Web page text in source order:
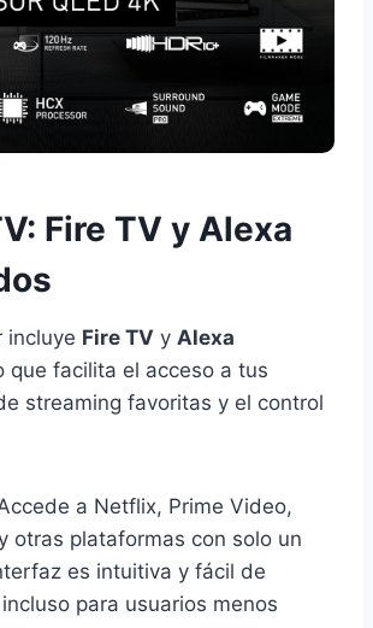
Fire TV y Alexa
incluye Fire TV y Alexa
que facilita el acceso a tus
streaming favoritas y el control
a Netflix, Prime Video,
otras plataformas con solo un
es intuitiva y fácil de
para usuarios menos